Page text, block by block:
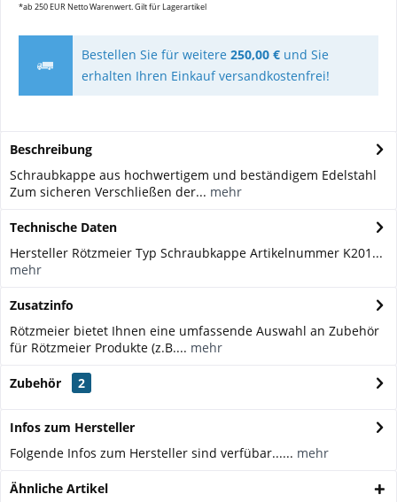
*ab 250 EUR Netto Warenwert. Gilt für Lagerartikel
Bestellen Sie für weitere 250,00 €und Sie
erhalten Ihren Einkauf versandkostenfrei!
Beschreibung
Schraubkappe aus hochwertigem und beständigem Edelstahl
Zum sicheren Verschließen der... mehr
Technische Daten
Hersteller Rötzmeier Typ Schraubkappe Artikelnummer K201...
mehr
Zusatzinfo
Rötzmeier bietet Ihnen eine umfassende Auswahl an Zubehör
für Rötzmeier Produkte (z.B.... mehr
Zubehör 2
Infos zum Hersteller
Folgende Infos zum Hersteller sind verfübar...... mehr
Ähnliche Artikel